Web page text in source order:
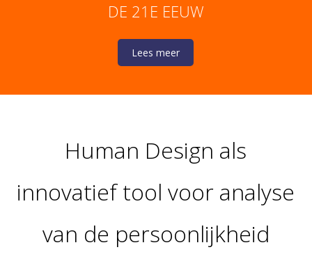
DE 21E EEUW
Lees meer
Human Design als
innovatief tool voor analyse
van de persoonlijkheid